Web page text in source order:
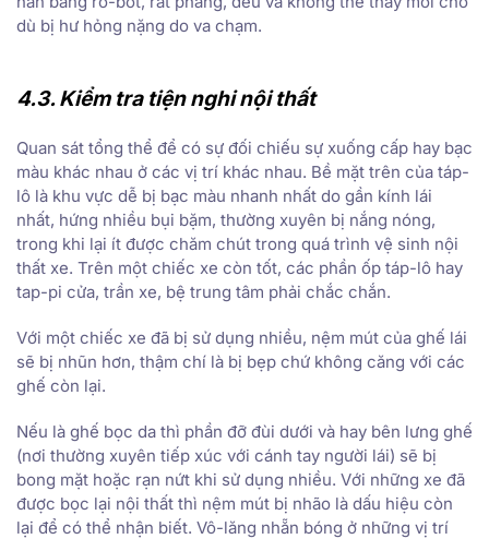
dù bị hư hỏng nặng do va chạm.
4.3. Kiểm tra tiện nghi nội thất
Quan sát tổng thể để có sự đối chiếu sự xuống cấp hay bạc
màu khác nhau ở các vị trí khác nhau. Bề mặt trên của táp-
lô là khu vực dễ bị bạc màu nhanh nhất do gần kính lái
nhất, hứng nhiều bụi bặm, thường xuyên bị nắng nóng,
trong khi lại ít được chăm chút trong quá trình vệ sinh nội
thất xe. Trên một chiếc xe còn tốt, các phần ốp táp-lô hay
tap-pi cửa, trần xe, bệ trung tâm phải chắc chắn.
Với một chiếc xe đã bị sử dụng nhiều, nệm mút của ghế lái
sẽ bị nhũn hơn, thậm chí là bị bẹp chứ không căng với các
ghế còn lại.
Nếu là ghế bọc da thì phần đỡ đùi dưới và hay bên lưng ghế
(nơi thường xuyên tiếp xúc với cánh tay người lái) sẽ bị
bong mặt hoặc rạn nứt khi sử dụng nhiều. Với những xe đã
được bọc lại nội thất thì nệm mút bị nhão là dấu hiệu còn
lại để có thể nhận biết. Vô-lăng nhẵn bóng ở những vị trí